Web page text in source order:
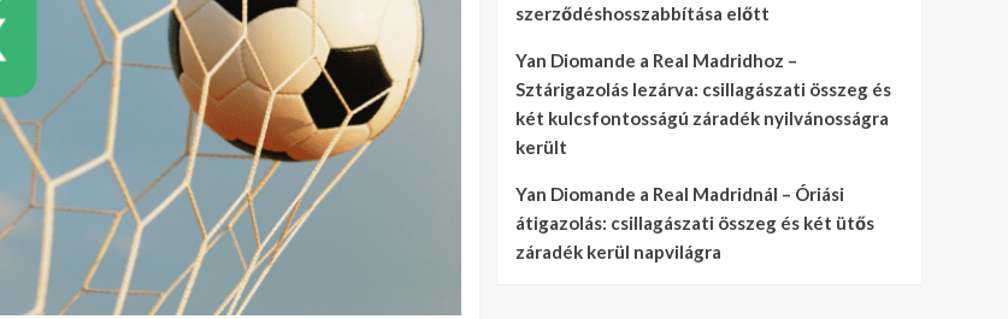
szerződéshosszabbítása előtt
Yan Diomande a Real Madridhoz –
Sztárigazolás lezárva: csillagászati összeg és
két kulcsfontosságú záradék nyilvánosságra
került
Yan Diomande a Real Madridnál – Óriási
átigazolás: csillagászati összeg és két ütős
záradék kerül napvilágra